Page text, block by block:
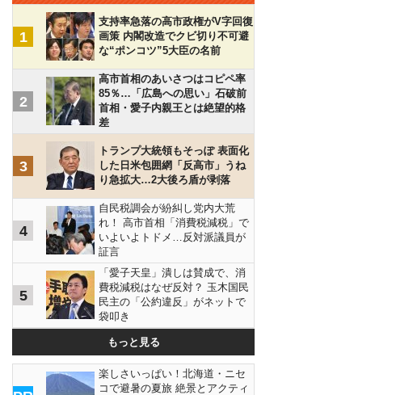
1
支持率急落の高市政権がV字回復
画策 内閣改造でクビ切り不可避
な“ポンコツ”5大臣の名前
2
高市首相のあいさつはコピペ率
85％…「広島への思い」石破前
首相・愛子内親王とは絶望的格
差
3
トランプ大統領もそっぽ 表面化
した日米包囲網「反高市」うね
り急拡大…2大後ろ盾が剥落
4
自民税調会が紛糾し党内大荒
れ！ 高市首相「消費税減税」で
いよいよトドメ…反対派議員が
証言
5
「愛子天皇」潰しは賛成で、消
費税減税はなぜ反対？ 玉木国民
民主の「公約違反」がネットで
袋叩き
もっと見る
楽しさいっぱい！北海道・ニセ
コで避暑の夏旅 絶景とアクティ